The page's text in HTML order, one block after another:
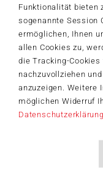
Funktionalität bieten
sogenannte Session
ermöglichen, Ihnen
allen Cookies zu,
die Tracking-
nachzuvollziehen
anzuzeigen. Weitere
möglichen Widerruf
Datenschutzerklärung
Der
Jetzt anmelden und
Bleiben Sie auf dem
Themen rund um Schmidt
Willkommensgutschein
Schmidt-Spiele-Shop.
Aktuelle Themen
Service-
Ich möchte den